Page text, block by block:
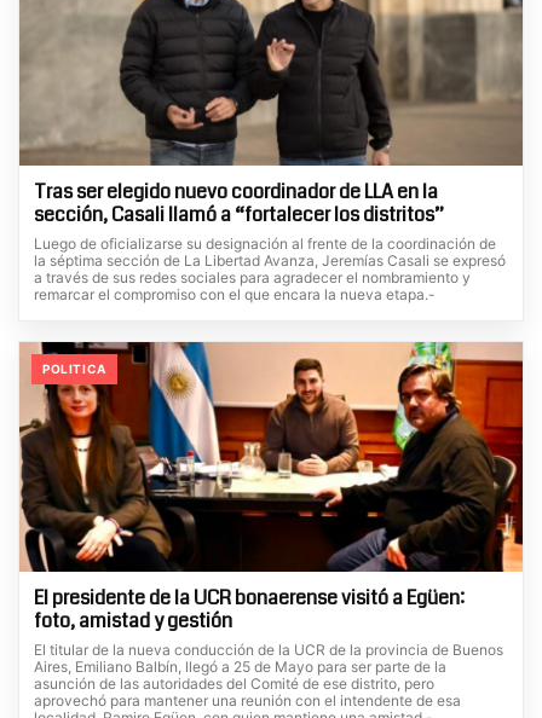
Tras ser elegido nuevo coordinador de LLA en la
sección, Casali llamó a “fortalecer los distritos”
Luego de oficializarse su designación al frente de la coordinación de
la séptima sección de La Libertad Avanza, Jeremías Casali se expresó
a través de sus redes sociales para agradecer el nombramiento y
remarcar el compromiso con el que encara la nueva etapa.-
POLITICA
El presidente de la UCR bonaerense visitó a Egüen:
foto, amistad y gestión
El titular de la nueva conducción de la UCR de la provincia de Buenos
Aires, Emiliano Balbín, llegó a 25 de Mayo para ser parte de la
asunción de las autoridades del Comité de ese distrito, pero
aprovechó para mantener una reunión con el intendente de esa